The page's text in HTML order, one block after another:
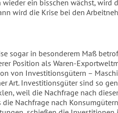
ein bisschen wächst, wird
wird die Krise bei den
sogar in besonderem Maß
Position als Waren-
von Investitionsgütern –
Art. Investitionsgüter sind so
weil die Nachfrage nach
Nachfrage nach